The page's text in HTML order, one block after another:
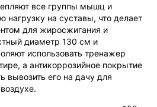
все группы мышц и
нагрузку на суставы, что делает
для жиросжигания и
диаметр 130 см и
использовать тренажер
а антикоррозийное покрытие
вывозить его на дачу для